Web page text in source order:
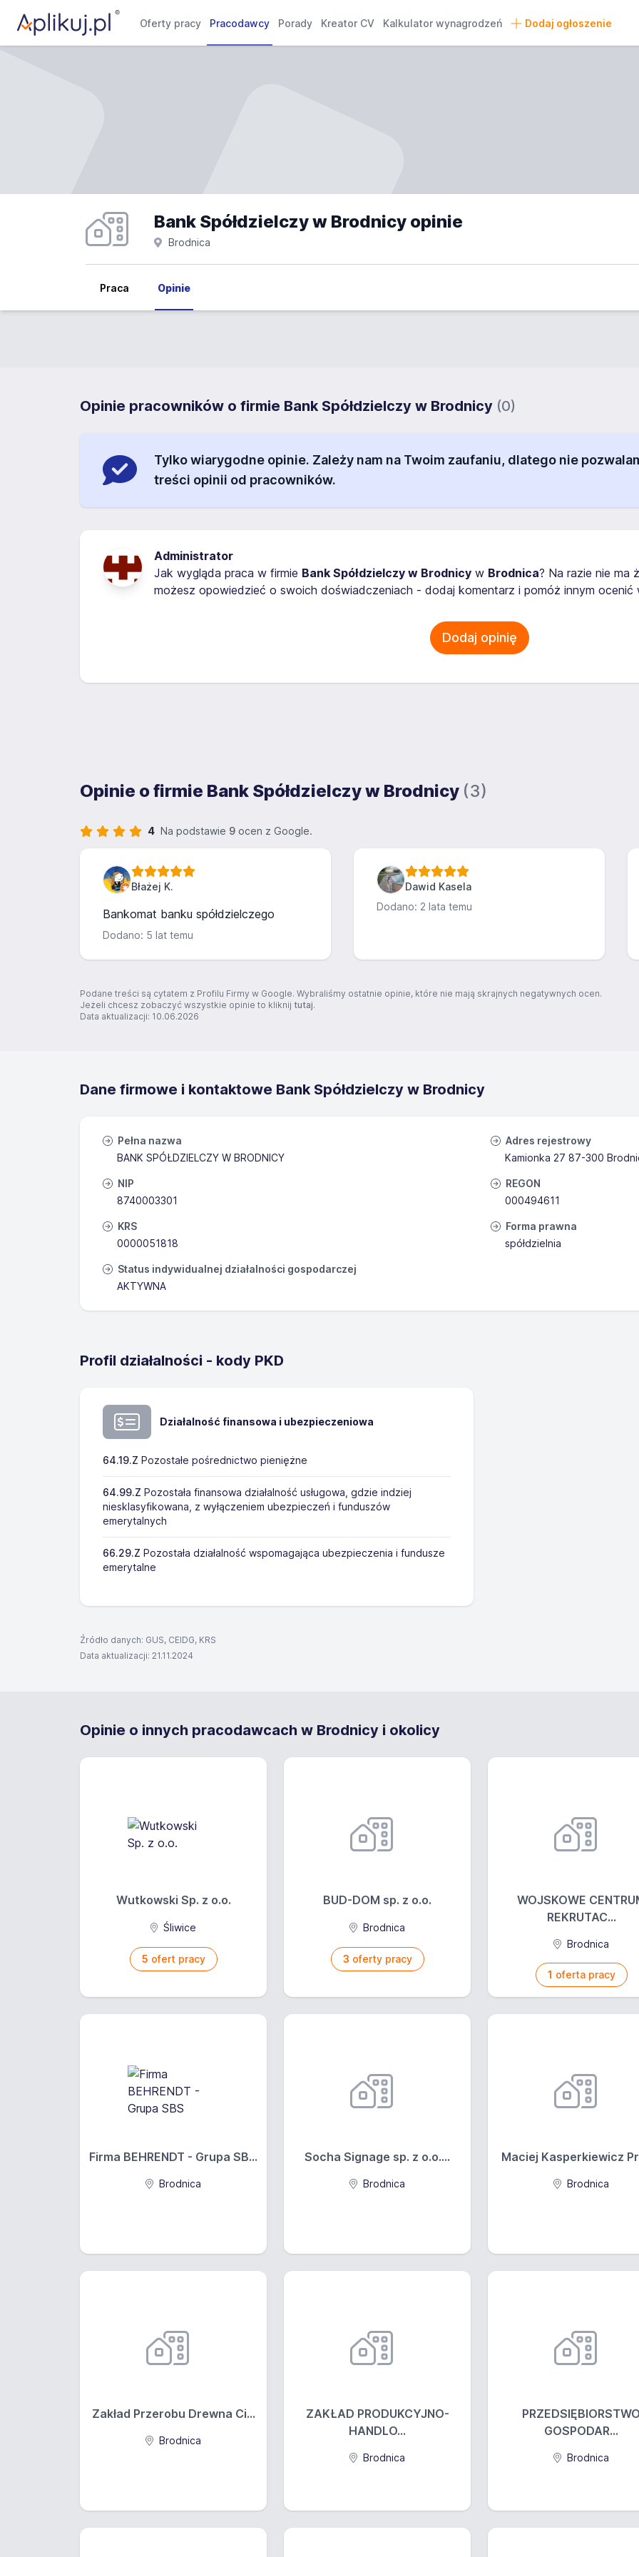
Oferty pracy Pracodawcy Porady Kreator CV Kalkulator wynagrodzeń Dodaj ogłoszenie
Bank Spółdzielczy w Brodnicy opinie
Brodnica
Praca Opinie
Opinie pracowników o firmie Bank Spółdzielczy w Brodnicy (0)
Tylko wiarygodne opinie. Zależy nam na Twoim zaufaniu, dlatego nie
treści opinii od pracowników.
Administrator
Jak wygląda praca w firmie Bank Spółdzielczy w Brodnicy w Brodnica? Na razie nie ma
możesz opowiedzieć o swoich doświadczeniach - dodaj komentarz i pomóż innym ocenić
Dodaj opinię
Opinie o firmie Bank Spółdzielczy w Brodnicy (3)
4 Na podstawie 9 ocen z Google.
Błażej K.
Bankomat banku spółdzielczego
Dodano: 5 lat temu
Dawid Kasela
Dodano: 2 lata temu
Podane treści są cytatem z Profilu Firmy w Google. Wybraliśmy ostatnie opinie, które nie mają skrajnych negatywnych ocen.
Jeżeli chcesz zobaczyć wszystkie opinie to kliknij tutaj.
Data aktualizacji: 10.06.2026
Dane firmowe i kontaktowe Bank Spółdzielczy w Brodnicy
Pełna nazwa
BANK SPÓŁDZIELCZY W BRODNICY
Adres rejestrowy
Kamionka 27 87-300
NIP
8740003301
REGON
000494611
KRS
0000051818
Forma prawna
spółdzielnia
Status indywidualnej działalności gospodarczej
AKTYWNA
Profil działalności - kody PKD
Działalność finansowa i ubezpieczeniowa
64.19.Z Pozostałe pośrednictwo pieniężne
64.99.Z Pozostała finansowa działalność usługowa, gdzie indziej
niesklasyfikowana, z wyłączeniem ubezpieczeń i funduszów
emerytalnych
66.29.Z Pozostała działalność wspomagająca ubezpieczenia i fundusze
emerytalne
Źródło danych: GUS, CEIDG, KRS
Data aktualizacji: 21.11.2024
Opinie o innych pracodawcach w Brodnicy i okolicy
Wutkowski Sp. z o.o.
Śliwice
5 ofert pracy
BUD-DOM sp. z o.o.
Brodnica
3 oferty pracy
WOJSKOWE
REKRUTAC...
Brodnica
1 oferta pracy
Firma BEHRENDT - Grupa SB...
Brodnica
Socha Signage sp. z o.o....
Brodnica
Maciej Kasperkiewicz
Brodnica
Zakład Przerobu Drewna Ci...
Brodnica
ZAKŁAD PRODUKCYJNO-
HANDLO...
Brodnica
GOSPODAR...
Brodnica